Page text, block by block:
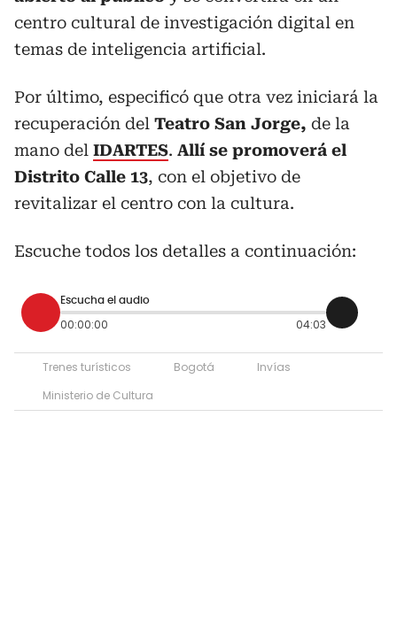
centro cultural de investigación digital en
temas de inteligencia artificial.
Por último, especificó que otra vez iniciará la
recuperación del Teatro San Jorge, de la
mano del IDARTES. Allí se promoverá el
Distrito Calle 13, con el objetivo de
revitalizar el centro con la cultura.
Escuche todos los detalles a continuación:
Escucha el audio
00:00:00 04:03
Trenes turísticos Bogotá
Invías
Ministerio de Cultura